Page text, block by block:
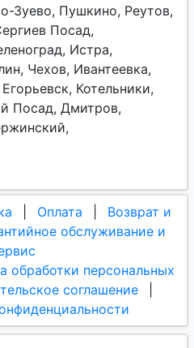
Зуево, Пушкино, Реутов,
Посад,
Истра,
Чехов, Ивантеевка,
Котельники,
Посад, Дмитров,
Оплата
Возврат и
обслуживание и
обработки персональных
соглашение